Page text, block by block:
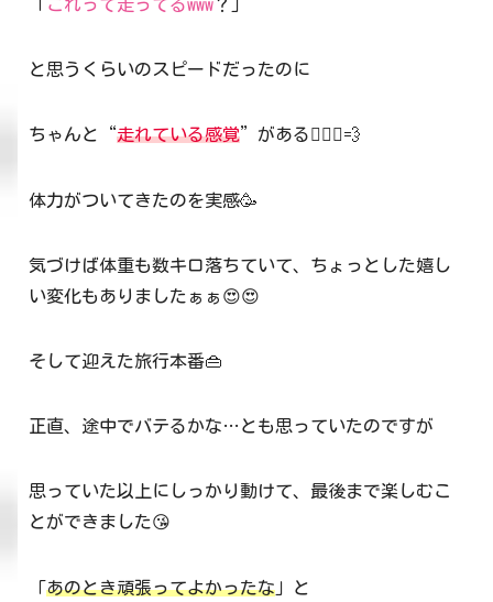
「これって走ってるwww？」
と思うくらいのスピードだったのに
ちゃんと“走れている感覚”がある🏃🏻‍♀️💨
体力がついてきたのを実感🥳
気づけば体重も数キロ落ちていて、ちょっとした嬉し
い変化もありましたぁぁ😍😍
そして迎えた旅行本番👜
正直、途中でバテるかな…とも思っていたのですが
思っていた以上にしっかり動けて、最後まで楽しむこ
とができました😘
「あのとき頑張ってよかったな 」と